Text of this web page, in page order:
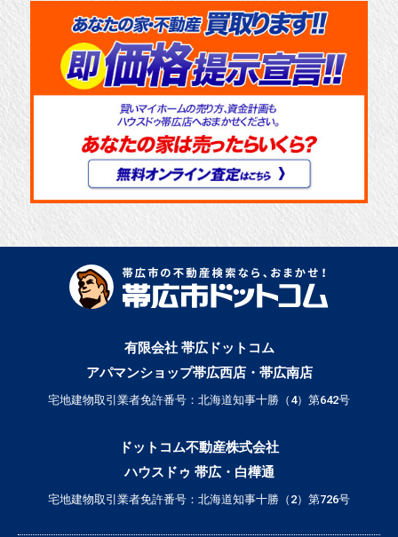
有限会社 帯広ドットコム
アパマンショップ帯広西店・帯広南店
宅地建物取引業者免許番号：北海道知事十勝（4）第642号
ドットコム不動産株式会社
ハウスドゥ 帯広・白樺通
宅地建物取引業者免許番号：北海道知事十勝（2）第726号